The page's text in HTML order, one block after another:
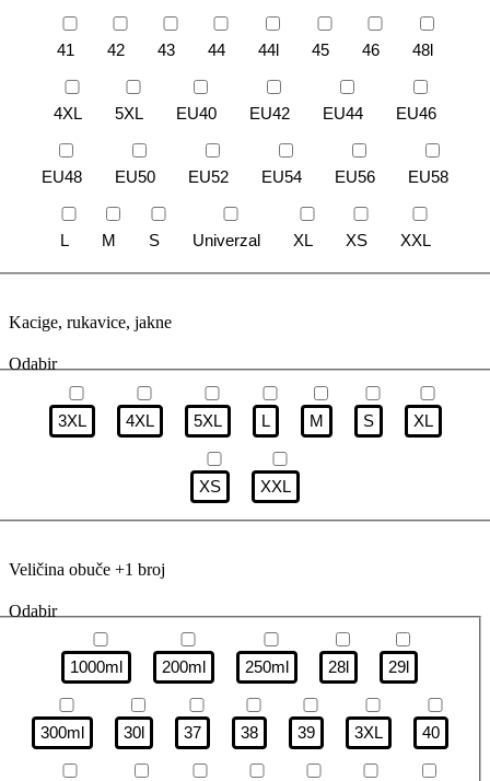
41 42 43 44 44l 45 46 48l
4XL 5XL EU40 EU42 EU44 EU46
EU48 EU50 EU52 EU54 EU56 EU58
L M S Univerzal XL XS XXL
Kacige, rukavice, jakne
Odabir
3XL 4XL 5XL L M S XL
XS XXL
Veličina obuče +1 broj
Odabir
1000ml 200ml 250ml 28l 29l
300ml 30l 37 38 39 3XL 40